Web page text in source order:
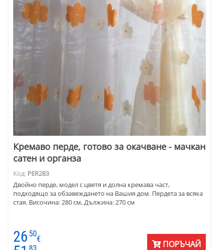
Кремаво перде, готово за окачване - мачкан
сатен и органза
Код: PER283
Двойно перде, модел с цветя и долна кремава част,
подходящо за обзавеждането на Вашия дом. Пердета за всяка
стая. Височина: 280 см, Дължина: 270 см
26 50
€
83 ПОРЪЧАЙ